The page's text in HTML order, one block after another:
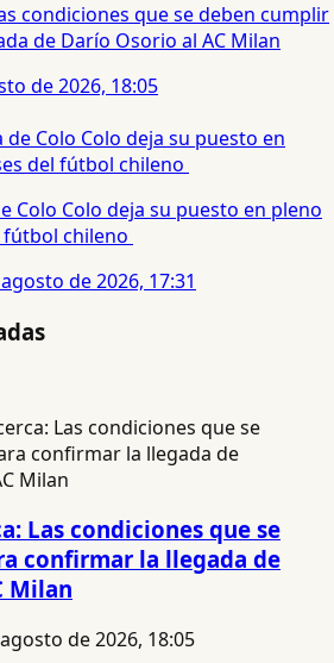
condiciones que se deben cumplir
de Darío Osorio al AC Milan
de 2026, 18:05
Colo Colo deja su puesto en pleno
fútbol chileno
de 2026, 17:31
Las condiciones que se
confirmar la llegada de
Milan
de 2026, 18:05